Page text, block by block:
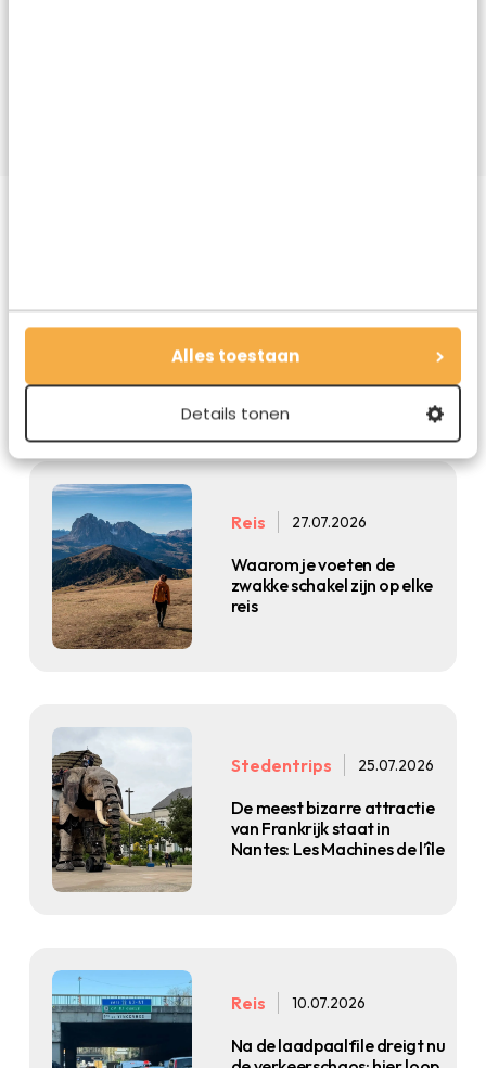
Alles toestaan
Details tonen
Van bergmeren tot
verrassende cultuur: wat
maakt Kufstein zo
bijzonder?
Reis 27.07.2026
Waarom je voeten de
zwakke schakel zijn op elke
reis
Stedentrips 25.07.2026
De meest bizarre attractie
van Frankrijk staat in
Nantes: Les Machines de l’île
Reis 10.07.2026
Na de laadpaalfile dreigt nu